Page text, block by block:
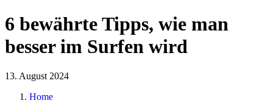
6 bewährte Tipps, wie man
besser im Surfen wird
13. August 2024
Home